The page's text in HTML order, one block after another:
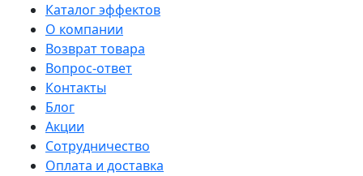
Каталог эффектов
О компании
Возврат товара
Вопрос-ответ
Контакты
Блог
Акции
Сотрудничество
Оплата и доставка